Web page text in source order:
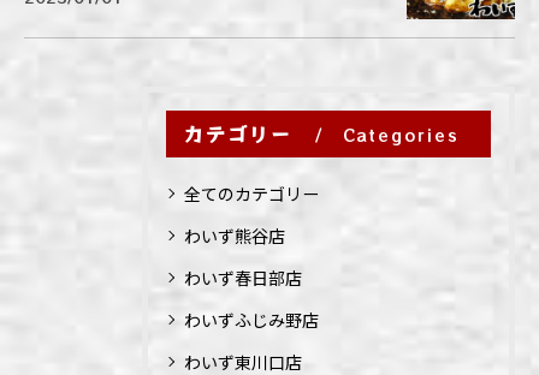
カテゴリー Categories
全てのカテゴリー
わいず熊谷店
わいず春日部店
わいずふじみ野店
わいず東川口店